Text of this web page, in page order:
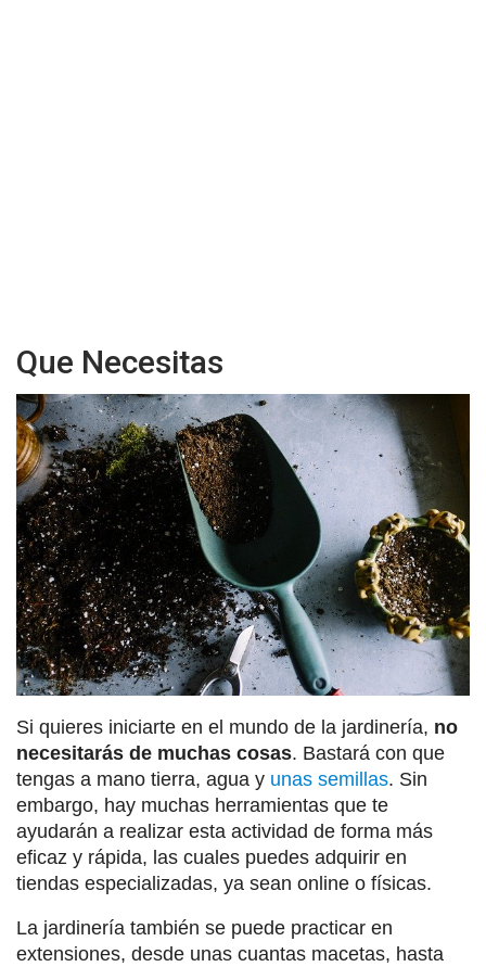
Que Necesitas
Si quieres iniciarte en el mundo de la jardinería, no
necesitarás de muchas cosas. Bastará con que
tengas a mano tierra, agua y unas semillas. Sin
embargo, hay muchas herramientas que te
ayudarán a realizar esta actividad de forma más
eficaz y rápida, las cuales puedes adquirir en
tiendas especializadas, ya sean online o físicas.
La jardinería también se puede practicar en
extensiones, desde unas cuantas macetas, hasta